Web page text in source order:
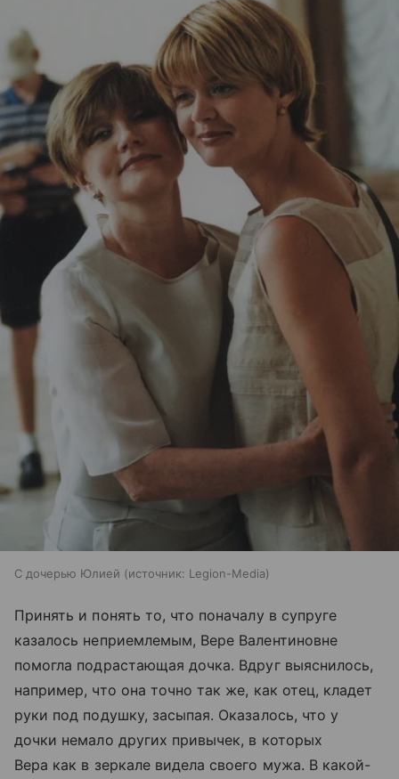
С дочерью Юлией источник: Legion-Media
Принять и понять то, что поначалу в супруге
казалось неприемлемым, Вере Валентиновне
помогла подрастающая дочка. Вдруг выяснилось,
например, что она точно так же, как отец, кладет
руки под подушку, засыпая. Оказалось, что у
дочки немало других привычек, в которых
Вера как в зеркале видела своего мужа. В какой-